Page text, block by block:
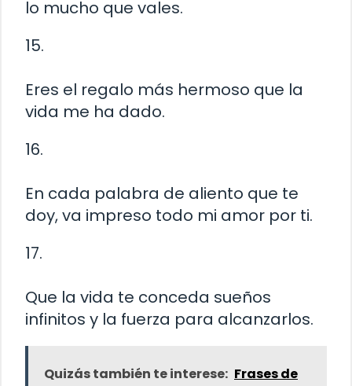
lo mucho que vales.
15.
Eres el regalo más hermoso que la
vida me ha dado.
16.
En cada palabra de aliento que te
doy, va impreso todo mi amor por ti.
17.
Que la vida te conceda sueños
infinitos y la fuerza para alcanzarlos.
Quizás también te interese: Frases de